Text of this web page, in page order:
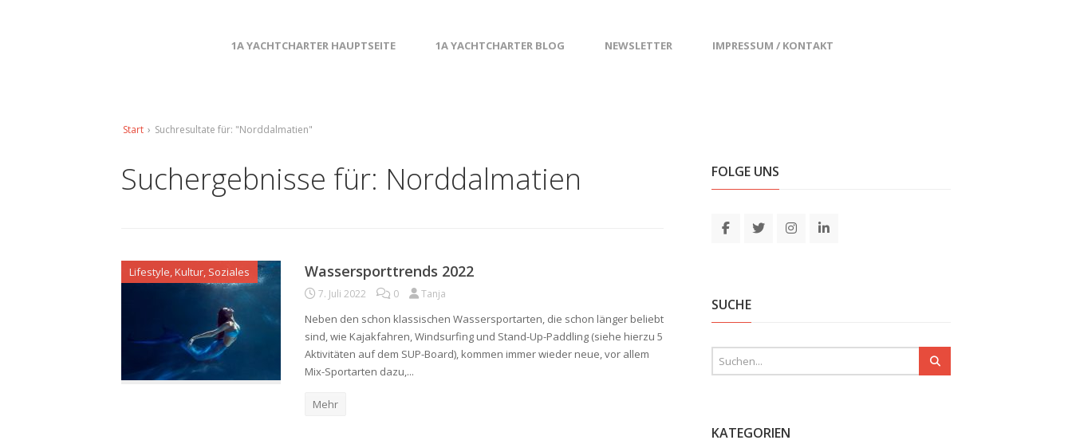
1A YACHTCHARTER HAUPTSEITE 1A YACHTCHARTER BLOG NEWSLETTER IMPRESSUM / KONTAKT
Start › Suchresultate für: "Norddalmatien"
Suchergebnisse für: Norddalmatien
Lifestyle, Kultur, Soziales Wassersporttrends 2022
7. Juli 2022 0 Tanja
Neben den schon klassischen Wassersportarten, die schon länger beliebt
sind, wie Kajakfahren, Windsurfing und Stand-Up-Paddling (siehe hierzu 5
Aktivitäten auf dem SUP-Board), kommen immer wieder neue, vor allem
Mix-Sportarten dazu,...
Mehr
FOLGE UNS
SUCHE
KATEGORIEN